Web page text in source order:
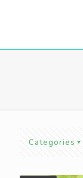
Categories